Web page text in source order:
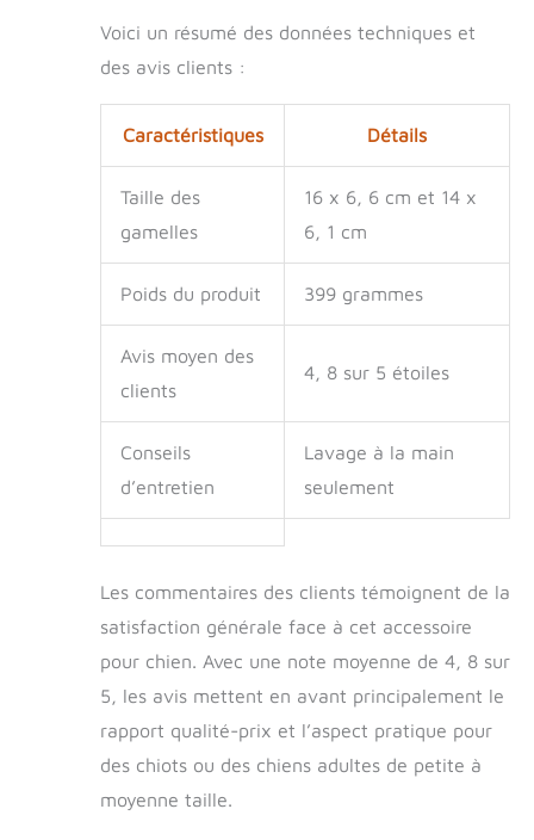
de la gamelle d'eau
pouvez régler la
hauteur de manière
flexible en fonction
bébé à fourrure pour
favoriser leur
digestion saine. Il
de compagnie à
nourrir, boire et se
détendre sans salir
la cage. Convient à
bols et 2
poulailler. Barres de
cage horizontales
ou verticales,
les gamelles pour
chien pour cage
Voici un résumé des données techniques et
des avis clients :
Caractéristiques Détails
Taille des
gamelles
16 x 6, 6 cm et 14 x
6, 1 cm
Poids du produit 399 grammes
Avis moyen des
clients
4, 8 sur 5 étoiles
Conseils
d’entretien
Lavage à la main
seulement
Les commentaires des clients témoignent de la
satisfaction générale face à cet accessoire
pour chien. Avec une note moyenne de 4, 8 sur
5, les avis mettent en avant principalement le
rapport qualité-prix et l’aspect pratique pour
des chiots ou des chiens adultes de petite à
moyenne taille.